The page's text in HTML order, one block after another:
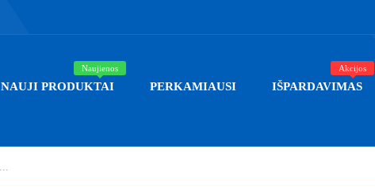
NAUJI PRODUKTAI
Naujienos
PERKAMIAUSI IŠPARDAVIMAS
Akcijos